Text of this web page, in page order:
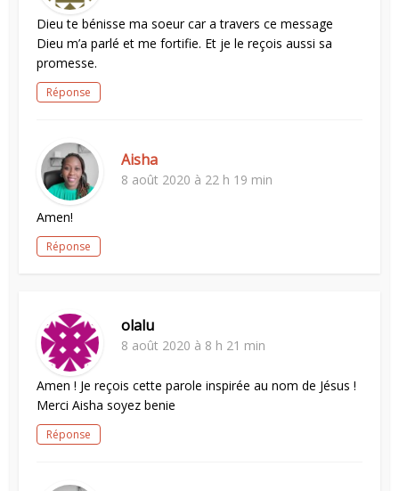
Dieu te bénisse ma soeur car a travers ce message
Dieu m’a parlé et me fortifie. Et je le reçois aussi sa
promesse.
Réponse
Aisha
8 août 2020 à 22 h 19 min
Amen!
Réponse
olalu
8 août 2020 à 8 h 21 min
Amen ! Je reçois cette parole inspirée au nom de Jésus !
Merci Aisha soyez benie
Réponse